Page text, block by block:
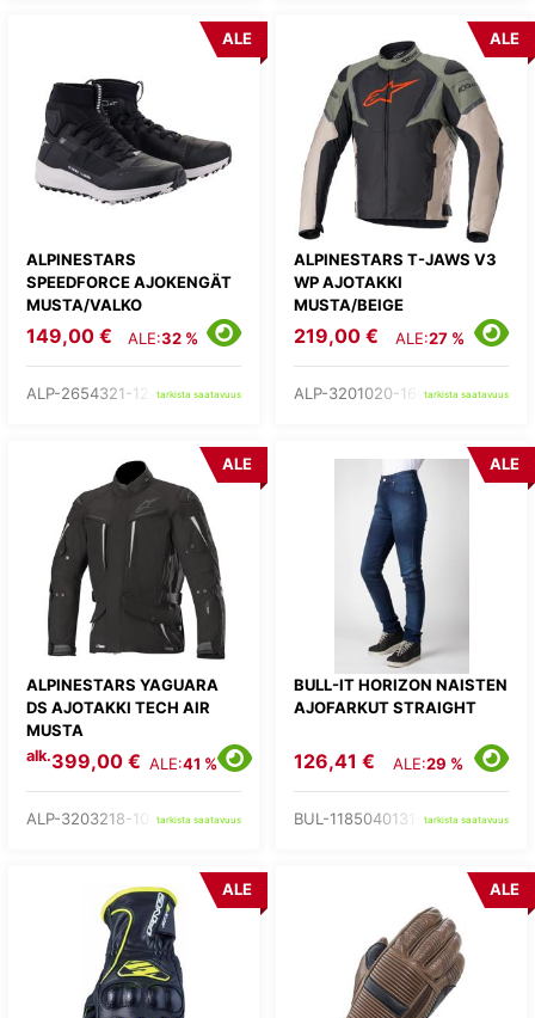
ALPINESTARS
SPEEDFORCE AJOKENGÄT
MUSTA/VALKO
ALE
149,00 € ALE:32 %
ALP-2654321-12- tarkista saatavuus
ALPINESTARS T-JAWS V3
WP AJOTAKKI
MUSTA/BEIGE
ALE
219,00 € ALE:27 %
ALP-3201020-1607-tarkista saatavuus
ALPINESTARS YAGUARA
DS AJOTAKKI TECH AIR
MUSTA
ALE
alk.399,00 € ALE:41 %
ALP-3203218-104-tarkista saatavuus
BULL-IT HORIZON NAISTEN
AJOFARKUT STRAIGHT
ALE
126,41 € ALE:29 %
BUL-1185040131- tarkista saatavuus
ALE ALE